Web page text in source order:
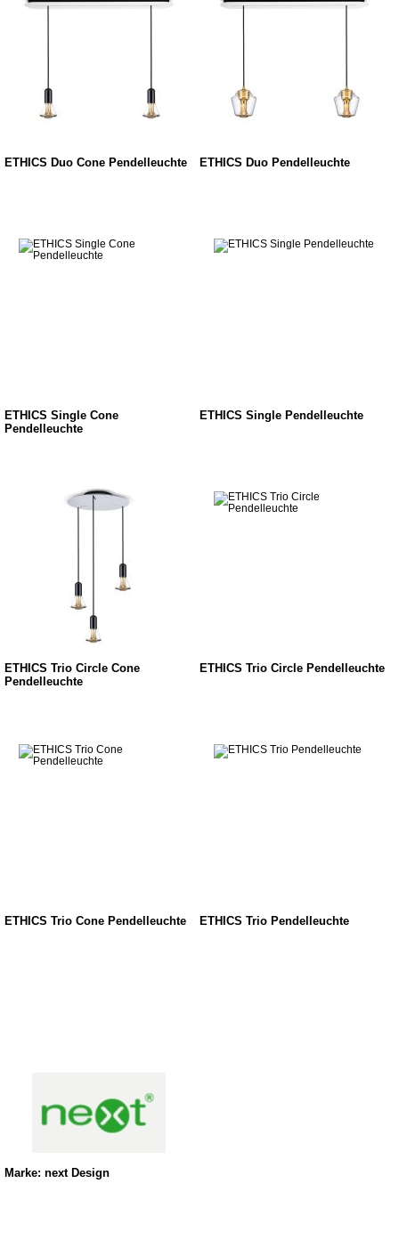
ETHICS Duo Cone Pendelleuchte ETHICS Duo Pendelleuchte
ETHICS Single Cone
Pendelleuchte
ETHICS Single Pendelleuchte
ETHICS Trio Circle Cone
Pendelleuchte
ETHICS Trio Circle Pendelleuchte
ETHICS Trio Cone Pendelleuchte ETHICS Trio Pendelleuchte
Marke: next Design